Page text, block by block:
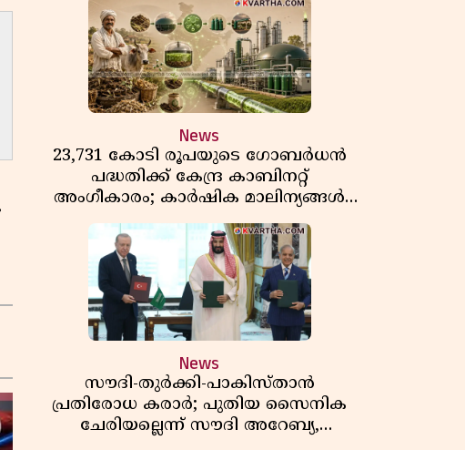
News
23,731 കോടി രൂപയുടെ ഗോബർധൻ
പദ്ധതിക്ക് കേന്ദ്ര കാബിനറ്റ്
അംഗീകാരം; കാർഷിക മാലിന്യങ്ങൾ
ഇനി ഊർജമാകും
News
സൗദി-തുർക്കി-പാകിസ്താൻ
പ്രതിരോധ കരാർ; പുതിയ സൈനിക
ചേരിയല്ലെന്ന് സൗദി അറേബ്യ,